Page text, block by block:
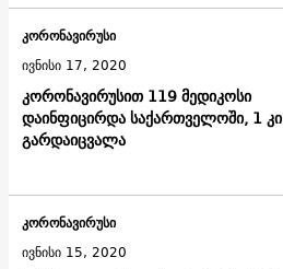
კორონავირუსით 119 მედიკოსი
დაინფიცირდა საქართველოში, 1 კი
გარდაიცვალა
კორონავირუსი
ივნისი 17, 2020
კორონავირუსი
ივნისი 15, 2020